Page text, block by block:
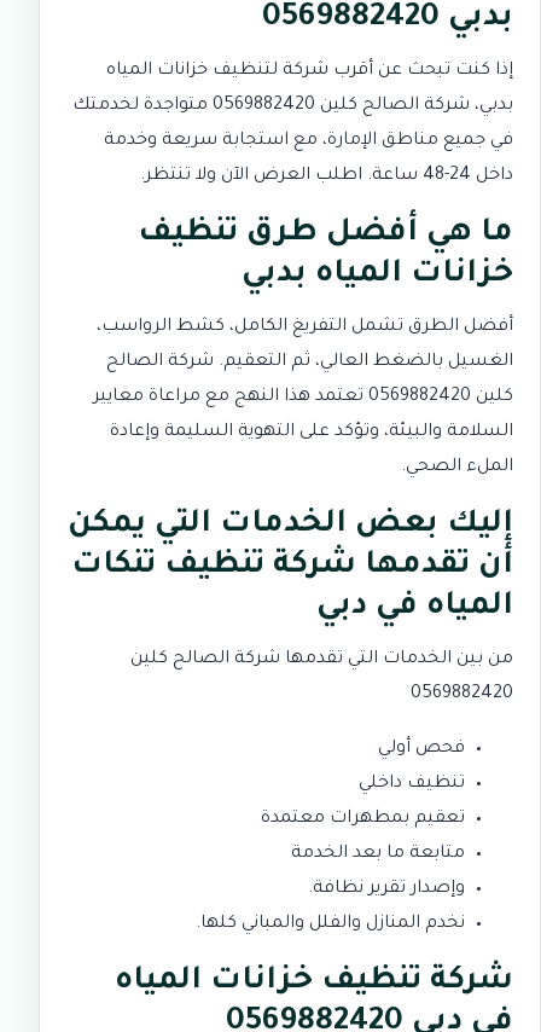
بدبي 0569882420
إذا كنت تبحث عن أقرب شركة لتنظيف خزانات المياه
بدبي، شركة الصالح كلين 0569882420 متواجدة لخدمتك
في جميع مناطق الإمارة، مع استجابة سريعة وخدمة
داخل 24-48 ساعة. اطلب العرض الآن ولا تنتظر.
ما هي أفضل طرق تنظيف
خزانات المياه بدبي
أفضل الطرق تشمل التفريغ الكامل، كشط الرواسب،
الغسيل بالضغط العالي، ثم التعقيم. شركة الصالح
كلين 0569882420 تعتمد هذا النهج مع مراعاة معايير
السلامة والبيئة، وتؤكد على التهوية السليمة وإعادة
الملء الصحي.
إليك بعض الخدمات التي يمكن
أن تقدمها شركة تنظيف تنكات
المياه في دبي
من بين الخدمات التي تقدمها شركة الصالح كلين
0569882420
فحص أولي
تنظيف داخلي
تعقيم بمطهرات معتمدة
متابعة ما بعد الخدمة
وإصدار تقرير نظافة.
نخدم المنازل والفلل والمباني كلها.
شركة تنظيف خزانات المياه
في دبي 0569882420